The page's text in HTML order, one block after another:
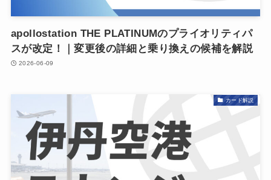
apollostation THE PLATINUMのプライオリティパ
スが改定！｜変更後の詳細と乗り換えの候補を解説
2026-06-09
カード解説